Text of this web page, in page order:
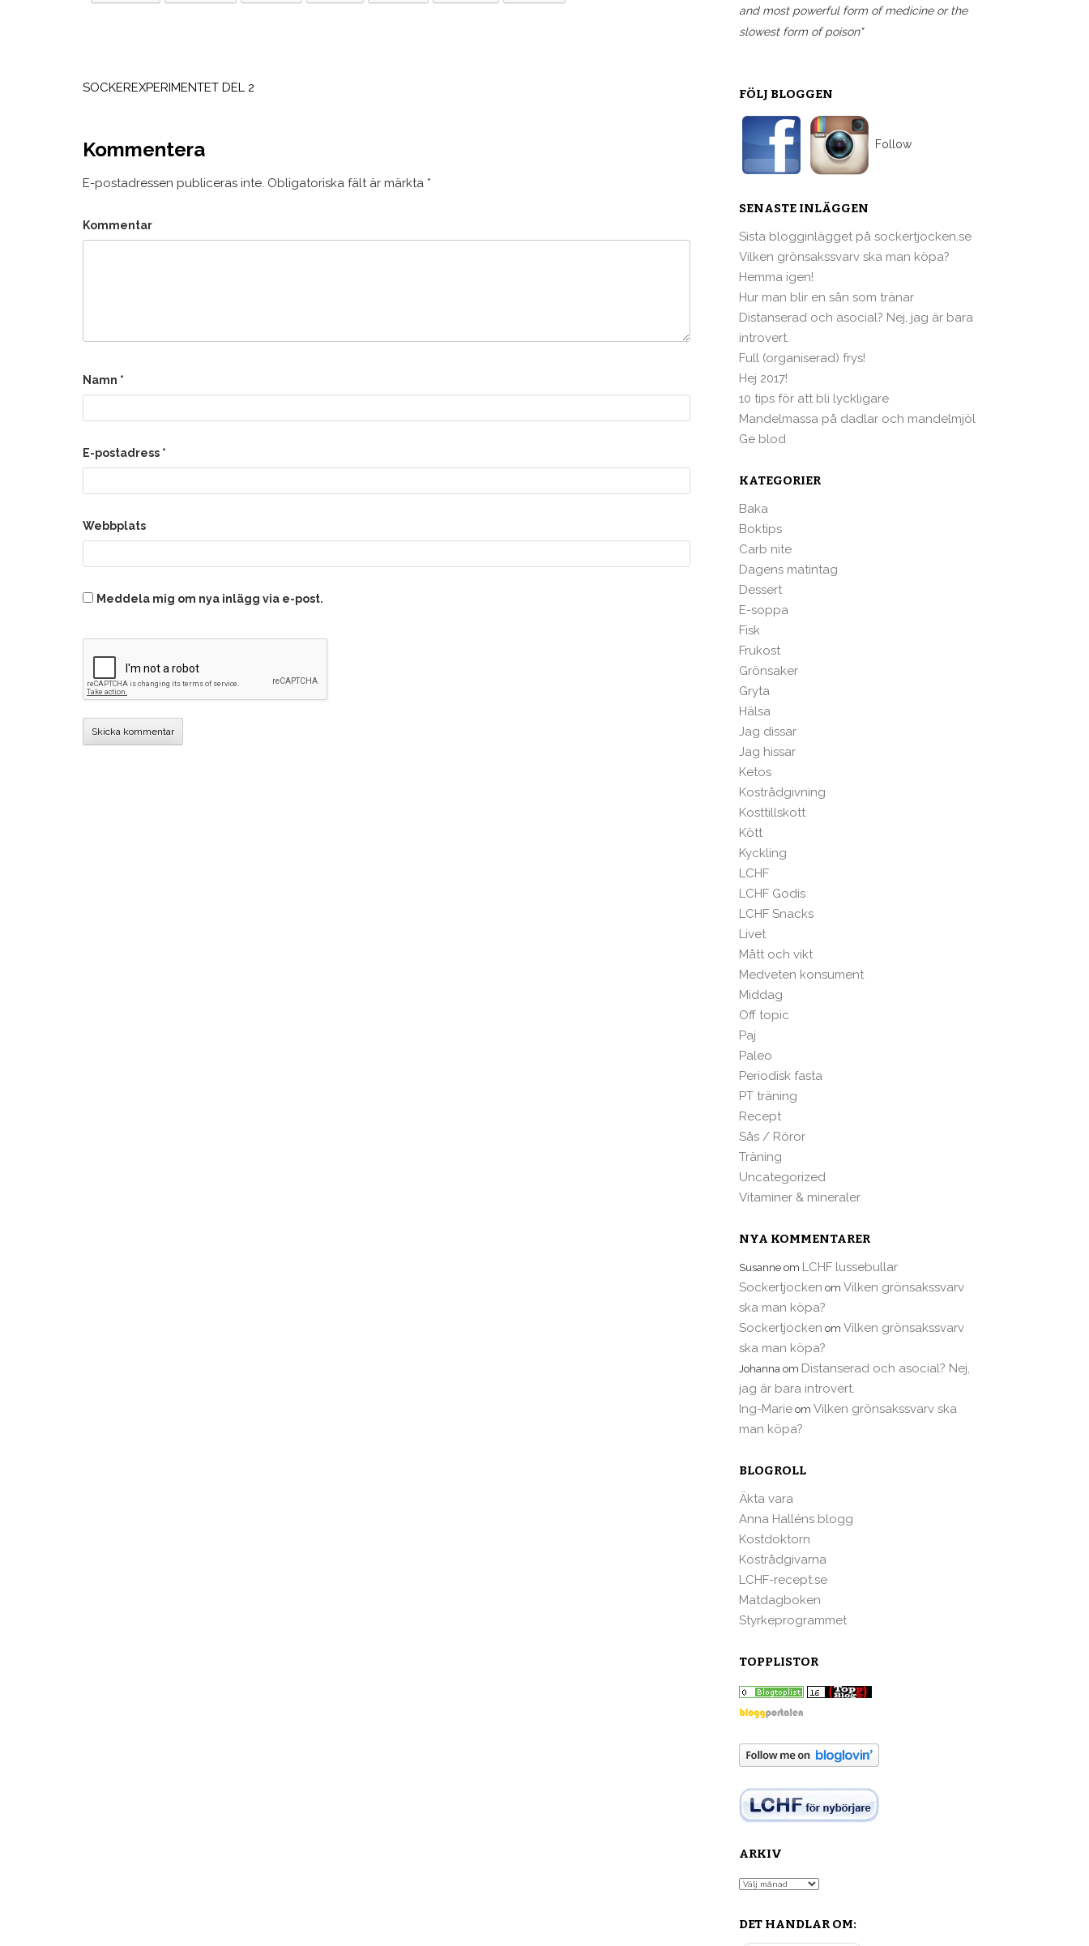
SOCKEREXPERIMENTET DEL 2
Kommentera
E-postadressen publiceras inte. Obligatoriska fält är märkta *
Kommentar
Namn *
E-postadress *
Webbplats
Meddela mig om nya inlägg via e-post.
and most powerful form of medicine or the
slowest form of poison"
FÖLJ BLOGGEN
Follow
SENASTE INLÄGGEN
Sista blogginlägget på sockertjocken.se
Vilken grönsakssvarv ska man köpa?
Hemma igen!
Hur man blir en sån som tränar
Distanserad och asocial? Nej, jag är bara
introvert.
Full (organiserad) frys!
Hej 2017!
10 tips för att bli lyckligare
Mandelmassa på dadlar och mandelmjöl
Ge blod
KATEGORIER
Baka
Boktips
Carb nite
Dagens matintag
Dessert
E-soppa
Fisk
Frukost
Grönsaker
Gryta
Hälsa
Jag dissar
Jag hissar
Ketos
Kostrådgivning
Kosttillskott
Kött
Kyckling
LCHF
LCHF Godis
LCHF Snacks
Livet
Mått och vikt
Medveten konsument
Middag
Off topic
Paj
Paleo
Periodisk fasta
PT träning
Recept
Sås / Röror
Träning
Uncategorized
Vitaminer & mineraler
NYA KOMMENTARER
Susanne om LCHF lussebullar
Sockertjocken om Vilken grönsakssvarv
ska man köpa?
Sockertjocken om Vilken grönsakssvarv
ska man köpa?
Johanna om Distanserad och asocial? Nej,
jag är bara introvert.
Ing-Marie om Vilken grönsakssvarv ska
man köpa?
BLOGROLL
Äkta vara
Anna Halléns blogg
Kostdoktorn
Kostrådgivarna
LCHF-recept.se
Matdagboken
Styrkeprogrammet
TOPPLISTOR
ARKIV
Arkiv
DET HANDLAR OM: